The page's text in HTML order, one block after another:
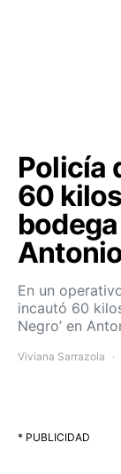
Policía
60
En un
incautó 60
Negro’ en
Viviana Sarrazola
* PUBLICIDAD